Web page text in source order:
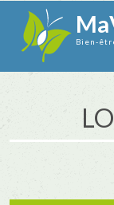
Bien-